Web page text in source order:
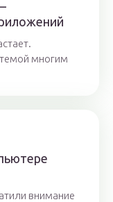
многим
внимание